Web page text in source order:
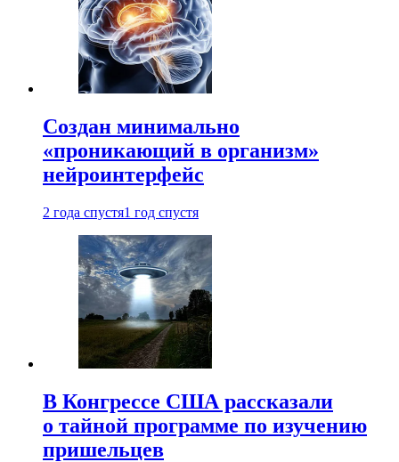
Создан минимально
«проникающий в организм»
нейроинтерфейс
2 года спустя1 год спустя
В Конгрессе США рассказали
о тайной программе по изучению
пришельцев